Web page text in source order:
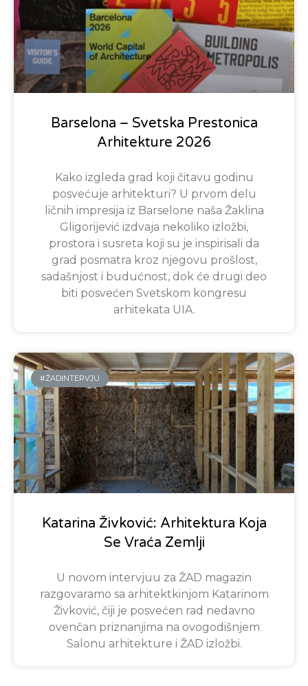
Barselona – Svetska Prestonica
Arhitekture 2026
Kako izgleda grad koji čitavu godinu
posvećuje arhitekturi? U prvom delu
ličnih impresija iz Barselone naša Žaklina
Gligorijević izdvaja nekoliko izložbi,
prostora i susreta koji su je inspirisali da
grad posmatra kroz njegovu prošlost,
sadašnjost i budućnost, dok će drugi deo
biti posvećen Svetskom kongresu
arhitekata UIA.
#ŽADINTERVJU
Katarina Živković: Arhitektura Koja
Se Vraća Zemlji
U novom intervjuu za ŽAD magazin
razgovaramo sa arhitektkinjom Katarinom
Živković, čiji je posvećen rad nedavno
ovenčan priznanjima na ovogodišnjem
Salonu arhitekture i ŽAD izložbi.